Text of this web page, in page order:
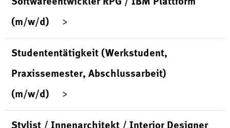
(m/w/d)
Studententätigkeit (Werkstudent,
Praxissemester, Abschlussarbeit)
(m/w/d)
Stylist / Innenarchitekt / Interior Designer